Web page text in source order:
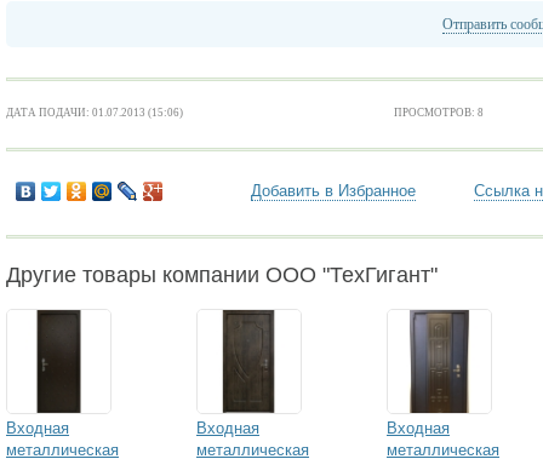
Отправить
ДАТА ПОДАЧИ: 01.07.2013 (15:06) ПРОСМОТРОВ: 8
Добавить в Избранное Ссылка
Другие товары компании ООО "ТехГигант"
Входная
металлическая
Входная
металлическая
Входная
металлическая